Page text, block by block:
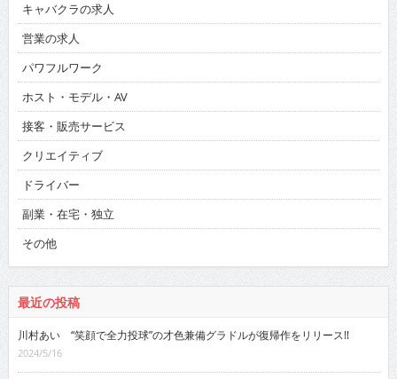
キャバクラの求人
営業の求人
パワフルワーク
ホスト・モデル・AV
接客・販売サービス
クリエイティブ
ドライバー
副業・在宅・独立
その他
最近の投稿
川村あい “笑顔で全力投球”の才色兼備グラドルが復帰作をリリース!!
2024/5/16